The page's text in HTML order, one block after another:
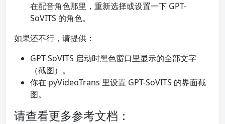
在配音角色那里，重新选择或设置一下 GPT-
SoVITS 的角色。
如果还不行，请提供：
GPT-SoVITS 启动时黑色窗口里显示的全部文字
（截图）。
你在 pyVideoTrans 里设置 GPT-SoVITS 的界面截
图。
请查看更多参考文档：